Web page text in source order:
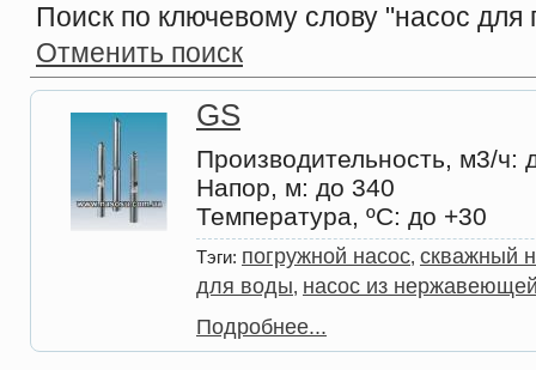
Поиск по ключевому слову "насос для
Отменить поиск
GS
Производительность, м3/ч:
Напор, м: до 340
Температура, ºС: до +30
Тэги: погружной насос, скважный
для воды, насос из
Подробнее...